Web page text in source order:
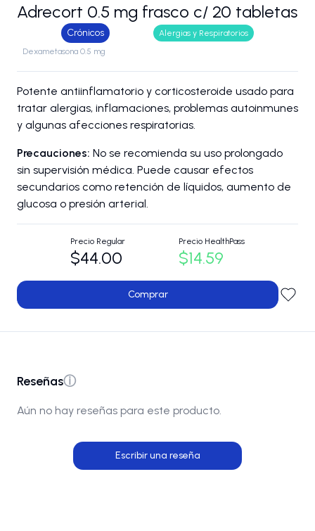
Adrecort 0.5 mg frasco c/ 20 tabletas
Crónicos
Alergias y Respiratorios
Dexametasona 0.5 mg
Potente antiinflamatorio y corticosteroide usado para
tratar alergias, inflamaciones, problemas autoinmunes
y algunas afecciones respiratorias.
Precauciones: No se recomienda su uso prolongado
sin supervisión médica. Puede causar efectos
secundarios como retención de líquidos, aumento de
glucosa o presión arterial.
Precio Regular
$44.00
Precio HealthPass
$14.59
Comprar
Reseñasⓘ
Aún no hay reseñas para este producto.
Escribir una reseña